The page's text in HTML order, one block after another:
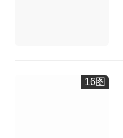
16图